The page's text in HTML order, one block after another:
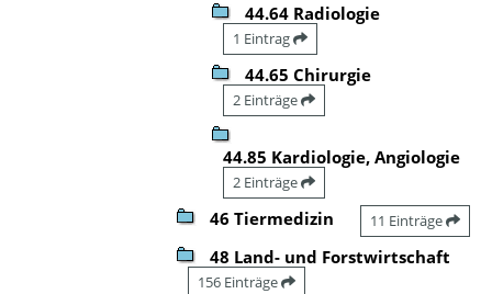
44.64 Radiologie
1 Eintrag
44.65 Chirurgie
2 Einträge
44.85 Kardiologie, Angiologie
2 Einträge
46 Tiermedizin 11 Einträge
48 Land- und Forstwirtschaft
156 Einträge